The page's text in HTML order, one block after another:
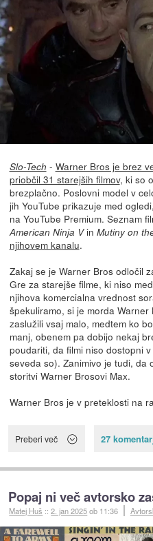
Slo-Tech - Warner Bros je brez
priobčil 31 starejših filmov, ki so
brezplačno. Poslovni model v
jih YouTube prikazuje med
na YouTube Premium. Seznam
American Ninja Vin Mutiny on
njihovem kanalu.
Zakaj se je Warner Bros odločil
Gre za starejše filme, ki niso
njihova komercialna vrednost
špekuliramo, si je morda
zaslužili vsaj malo, medtem ko
manj, obenem pa dobijo nekaj
poudariti, da filmi niso dostopni
seveda so). Zanimivo je tudi, da
storitvi Warner Brosovi Max.
Warner Bros je v preteklosti na
Preberi več 27
Popaj ni več avtorsko
Matej Huš ::2. jan 2025ob 11:36